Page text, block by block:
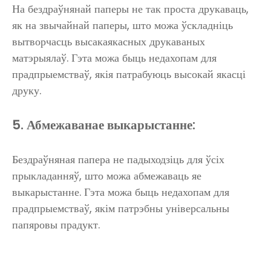
На бездраўнянай паперы не так проста друкаваць,
як на звычайнай паперы, што можа ўскладніць
вытворчасць высакаякасных друкаваных
матэрыялаў. Гэта можа быць недахопам для
прадпрыемстваў, якія патрабуюць высокай якасці
друку.
5. Абмежаванае выкарыстанне:
Бездраўняная папера не падыходзіць для ўсіх
прыкладанняў, што можа абмежаваць яе
выкарыстанне. Гэта можа быць недахопам для
прадпрыемстваў, якім патрэбны універсальны
папяровы прадукт.